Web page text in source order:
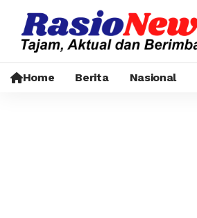
Home Berita Nasional